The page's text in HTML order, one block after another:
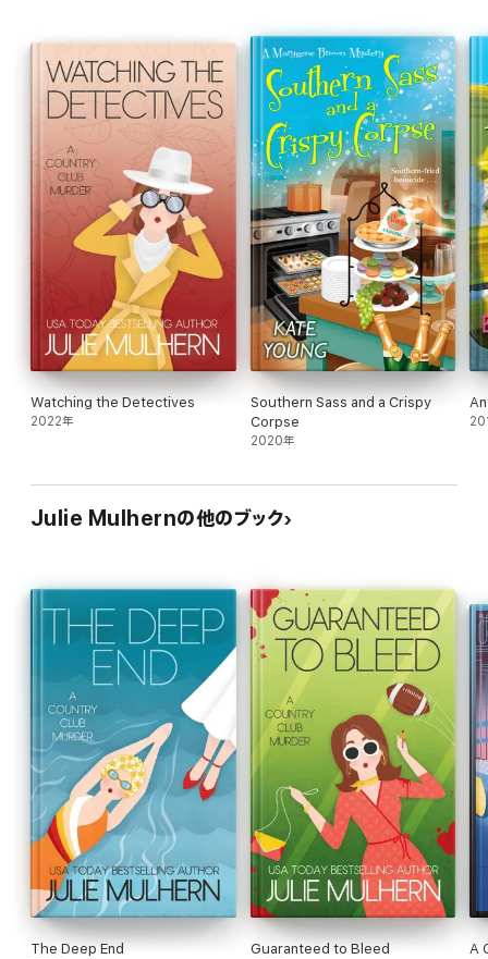
Watching the Detectives
2022年
Southern Sass and a Crispy
Corpse
2020年
Julie Mulhernの他のブック
The Deep End Guaranteed to Bleed A